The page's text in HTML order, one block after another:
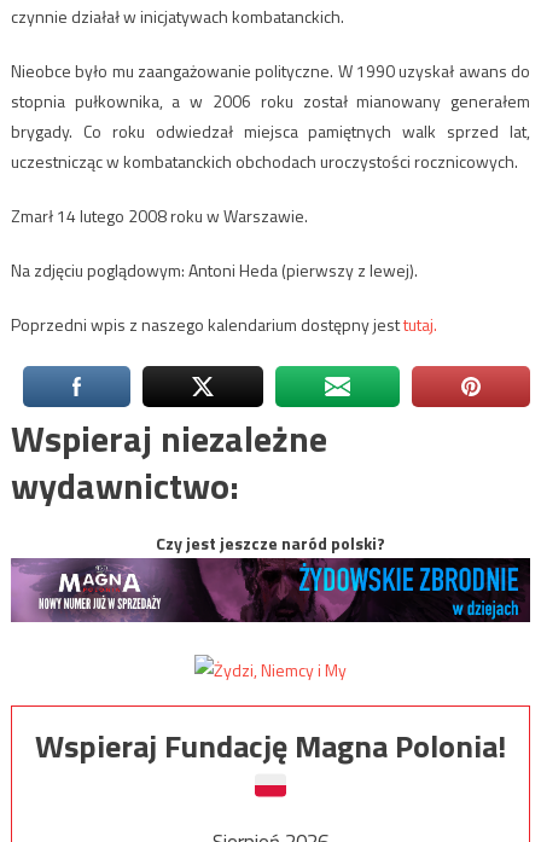
czynnie działał w inicjatywach kombatanckich.
Nieobce było mu zaangażowanie polityczne. W 1990 uzyskał awans do
stopnia pułkownika, a w 2006 roku został mianowany generałem
brygady. Co roku odwiedzał miejsca pamiętnych walk sprzed lat,
uczestnicząc w kombatanckich obchodach uroczystości rocznicowych.
Zmarł 14 lutego 2008 roku w Warszawie.
Na zdjęciu poglądowym: Antoni Heda (pierwszy z lewej).
Poprzedni wpis z naszego kalendarium dostępny jesttutaj.
Wspieraj niezależne
wydawnictwo:
Czy jest jeszcze naród polski?
Wspieraj Fundację Magna Polonia!